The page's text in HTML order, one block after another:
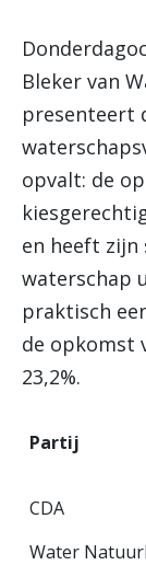
Bleker van
presenteert
opvalt: de
en heeft
waterschap
praktisch
de opkomst
23,2%.
Partij
CDA
Water